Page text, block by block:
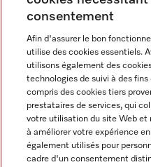
Langue
FRANCAIS
consentement
Afin d'assurer le bon
utilise des cookies essentiels.
utilisons également des
technologies de suivi à des
compris des cookies tiers
prestataires de services, qui
votre utilisation du site Web et
à améliorer votre expérience
également utilisés pour
cadre d'un consentement